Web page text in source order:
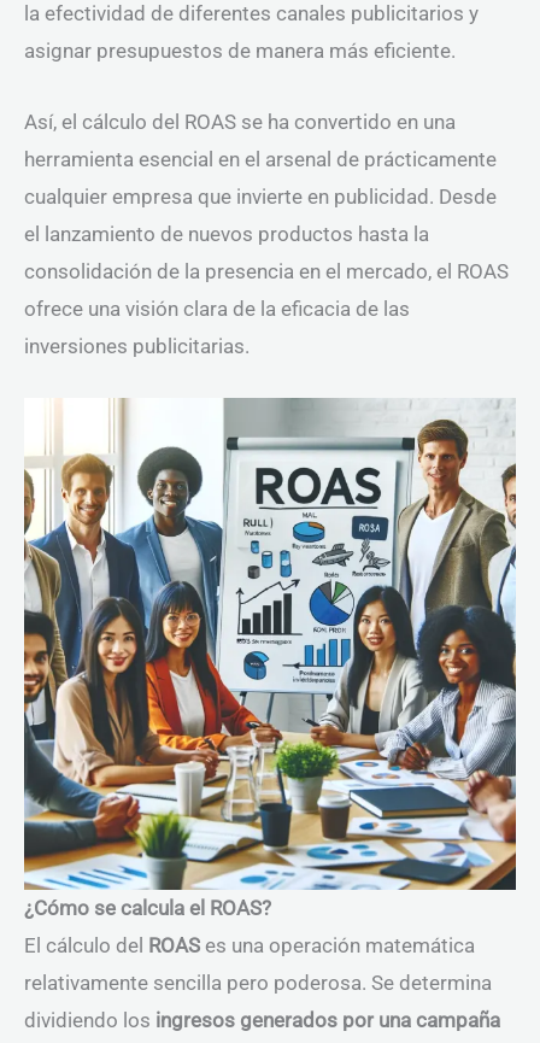
la efectividad de diferentes canales publicitarios y
asignar presupuestos de manera más eficiente.
Así, el cálculo del ROAS se ha convertido en una
herramienta esencial en el arsenal de prácticamente
cualquier empresa que invierte en publicidad. Desde
el lanzamiento de nuevos productos hasta la
consolidación de la presencia en el mercado, el ROAS
ofrece una visión clara de la eficacia de las
inversiones publicitarias.
¿Cómo se calcula el ROAS?
El cálculo del ROAS es una operación matemática
relativamente sencilla pero poderosa. Se determina
dividiendo los ingresos generados por una campaña